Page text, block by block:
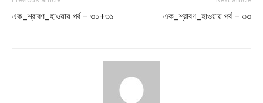
এক_শ্রাবণ_হাওয়ায় পর্ব – ৩০+৩১ এক_শ্রাবণ_হাওয়ায় পর্ব – ৩৩